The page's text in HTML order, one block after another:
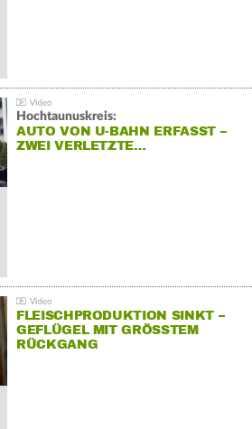
Hochtaunuskreis:
AUTO VON U-BAHN ERFASST –
ZWEI VERLETZTE…
FLEISCHPRODUKTION SINKT –
GEFLÜGEL MIT GRÖSSTEM R
ÜCKGANG